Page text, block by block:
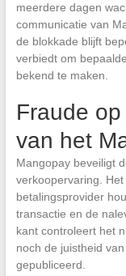
meerdere dagen
communicatie van
de blokkade blijft
verbiedt om
bekend te maken.
Fraude
van het
Mangopay beveiligt
verkoopervaring.
betalingsprovider
transactie en de
kant controleert het
noch de juistheid
gepubliceerd.